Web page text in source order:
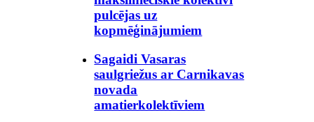
pulcējas uz
kopmēģinājumiem
Sagaidi Vasaras
saulgriežus ar Carnikavas
novada
amatierkolektīviem